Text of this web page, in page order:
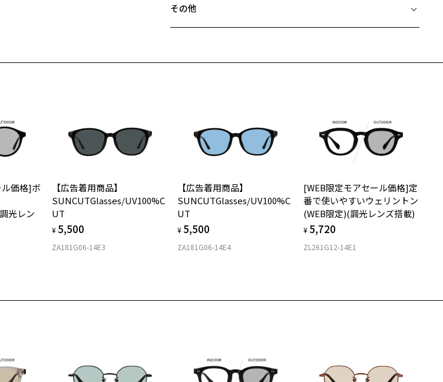
商品詳細ページへ
に入りに追加済です。
に入りリストは
ポイント1：メタルパーツ
テンプルエンドにはコラボレーションロゴ「Zr」のパーツをあしらいま
テンプルの内側には両社のブランドネームのコラボレーションロゴを印
【付属品】“Original Case with Cleaning Cloth”
オリジナルケース＆メガネ拭きセット付き（当コレクション全商品対
【JOURNAL STANDARD relume】
relumeは背伸びをしない「ちょうどよい」大人のファッションを提案す
るブランドです。
カジュアルでベーシックだけど品質にはこだわったアイテムと、ちょっ
と先を行くトレンドを「relumeらしく」独自に解釈したアイテムなどを
＜度付きサングラスに関する注意事項＞
※サングラスの度付きは追加料金がかかります。
お持ちのZoffメガネサイズを確認するには？
仕上がり寸法
D 仕上がりの横幅：約146mm
E 仕上がりの縦幅：約47mm
※メガネ：デモレンズを外した重さ
ウエリントン
安心2 視力測定無料
視力の変化を早めに発見するために、定期的な視力測定をおす
安心3 かかり具合調整無料
フレームの歪みやかかり具合の調整・クリーニングは、全国の
Zoff店舗にていつでも対応いたします。
その他
＜メガネの度数情報がわからない方へ＞
ご購入時に「レンズ交換券」をお選びいただくと、実店舗で度数を測定
のうえ、
度付きレンズ（標準セットレンズ）へ無料交換いただけます。
詳しくはこちら
実店舗で度数を測定いただけます
価格]ボ
光レン
【広告着用商品】
SUNCUTGlasses/UV100%C
UT
¥ 5,500
ZA181G06-14E3
【広告着用商品】
SUNCUTGlasses/UV100%C
UT
¥ 5,500
ZA181G06-14E4
[WEB限定モアセール価格]定
番で使いやすいウェリントン
(WEB限定)(調光レンズ搭載)
¥ 5,720
ZL261G12-14E1